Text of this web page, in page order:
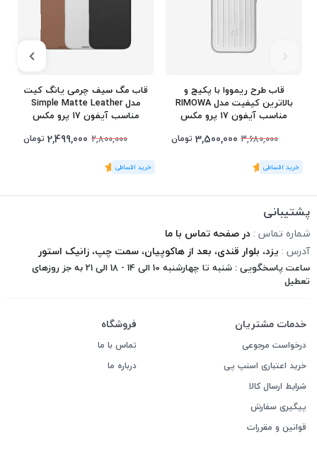
قاب طرح ریمووا با پکیج و
بالاترین کیفیت مدل RIMOWA
مناسب آیفون 17 پرو مکس
3,680,000
3,500,000 تومان
(1رای)
5
قاب مگ سیف چرمی یانگ کیت
مدل Simple Matte Leather
مناسب آیفون 17 پرو مکس
2,800,000
2,499,000 تومان
(1رای)
5
پشتیبانی
شماره تماس : در صفحه تماس با ما
آدرس : یزد، بلوار قندی، بعد از هاکوپیان، سمت چپ، زانیک استور
ساعت پاسخگویی : شنبه تا چهارشنبه 10 الی 14 - 18 الی 21 به جز روزهای
تعطیل
خدمات مشتریان
درخواست مرجوعی
خرید اعتباری اسنپ پی
شرایط ارسال کالا
پیگیری سفارش
قوانین و مقررات
فروشگاه
تماس با ما
درباره ما